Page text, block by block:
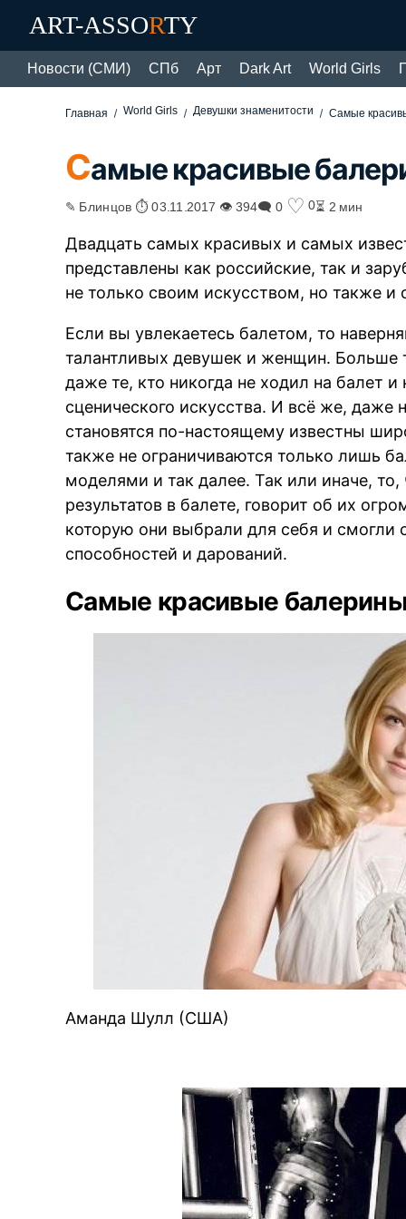
ART-ASSORTY
Новости (СМИ) СПб Арт Dark Art World Girls
Главная World Girls Девушки знаменитости Самые
Самые красивые
✎ Блинцов ⏱ 03.11.2017 👁 394🗨 0 ♡ 0⏳ 2 мин
Двадцать самых красивых и самых
представлены как российские, так и
не только своим искусством, но также и
Если вы увлекаетесь балетом, то
талантливых девушек и женщин. Больше
даже те, кто никогда не ходил на балет
сценического искусства. И всё же, даже
становятся по-настоящему известны
также не ограничиваются только лишь
моделями и так далее. Так или иначе,
результатов в балете, говорит об их
которую они выбрали для себя и смогли
способностей и дарований.
Самые красивые
Аманда Шулл (США)